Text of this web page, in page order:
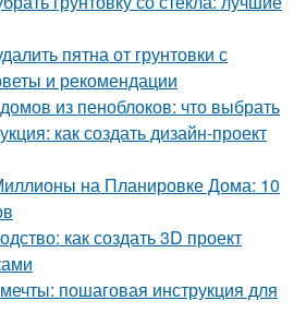
пятна от грунтовки с
и рекомендации
из пеноблоков: что выбрать
как создать дизайн-проект
на Планировке Дома: 10
как создать 3D проект
пошаговая инструкция для